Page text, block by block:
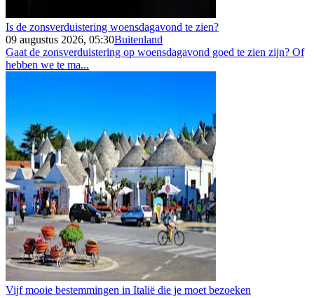
Is de zonsverduistering woensdagavond te zien?
09 augustus 2026, 05:30Buitenland
Gaat de zonsverduistering op woensdagavond goed te zien zijn? Of
hebben we te ma...
Vijf mooie bestemmingen in Italië die je moet bezoeken